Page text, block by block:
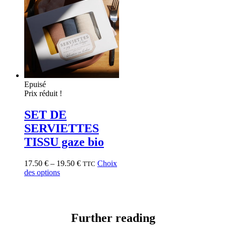
Epuisé
Prix réduit !
SET DE
SERVIETTES
TISSU gaze bio
17.50 € – 19.50 € TTC Choix
des options
Further reading